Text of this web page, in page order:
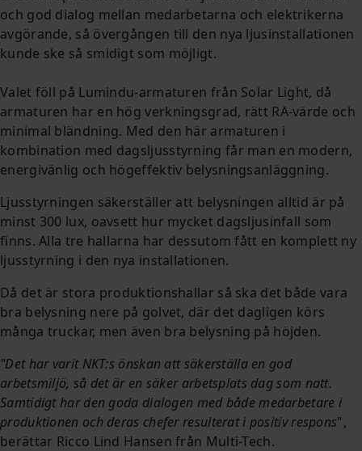
och god dialog mellan medarbetarna och elektrikerna
avgörande, så övergången till den nya ljusinstallationen
kunde ske så smidigt som möjligt.
Valet föll på Lumindu-armaturen från Solar Light, då
armaturen har en hög verkningsgrad, rätt RA-värde och
minimal bländning. Med den här armaturen i
kombination med dagsljusstyrning får man en modern,
energivänlig och högeffektiv belysningsanläggning.
Ljusstyrningen säkerställer att belysningen alltid är på
minst 300 lux, oavsett hur mycket dagsljusinfall som
finns. Alla tre hallarna har dessutom fått en komplett ny
ljusstyrning i den nya installationen.
Då det är stora produktionshallar så ska det både vara
bra belysning nere på golvet, där det dagligen körs
många truckar, men även bra belysning på höjden.
"Det har varit NKT:s önskan att säkerställa en god
arbetsmiljö, så det är en säker arbetsplats dag som natt.
Samtidigt har den goda dialogen med både medarbetare i
produktionen och deras chefer resulterat i positiv respons",
berättar Ricco Lind Hansen från Multi-Tech.